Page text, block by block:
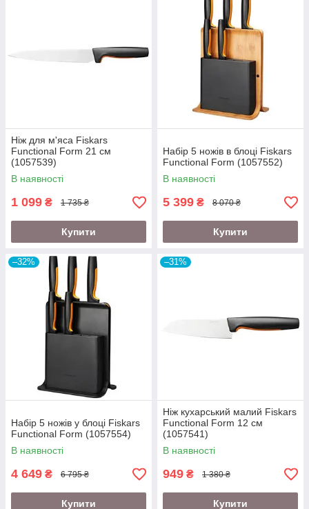
Ніж для м'яса Fiskars
Functional Form 21 см
(1057539)
В наявності
1 099 ₴ 1 735 ₴
Купити
Набір 5 ножів в блоці Fiskars
Functional Form (1057552)
В наявності
5 399 ₴ 8 070 ₴
Купити
–32%
Набір 5 ножів у блоці Fiskars
Functional Form (1057554)
В наявності
4 649 ₴ 6 795 ₴
Купити
–31%
Ніж кухарський малий Fiskars
Functional Form 12 см
(1057541)
В наявності
949 ₴ 1 380 ₴
Купити